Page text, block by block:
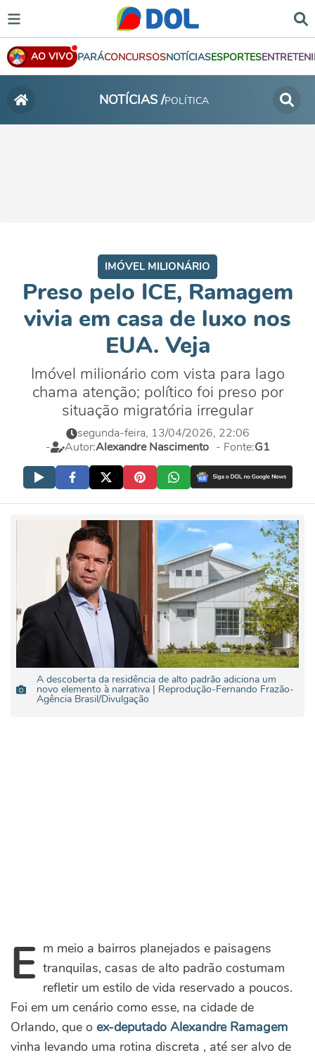
AO VIVO PARÁCONCURSOSNOTÍCIASESPORTES
NOTÍCIAS /POLÍTICA
IMÓVEL MILIONÁRIO
Preso pelo ICE, Ramagem
vivia em casa de luxo nos
EUA. Veja
Imóvel milionário com vista para lago
chama atenção; político foi preso por
situação migratória irregular
segunda-feira, 13/04/2026, 22:06
-
Autor:Alexandre Nascimento - Fonte:G1
A descoberta da residência de alto padrão adiciona um
novo elemento à narrativa | Reprodução-Fernando Frazão-
Agência Brasil/Divulgação
Em meio a bairros planejados e paisagens
tranquilas, casas de alto padrão costumam
refletir um estilo de vida reservado a poucos.
Foi em um cenário como esse, na cidade de
Orlando, que o ex-deputado Alexandre Ramagem
vinha levando uma rotina discreta , até ser alvo de